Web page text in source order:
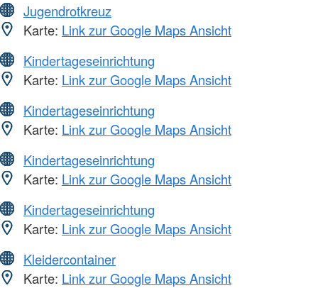
Jugendrotkreuz
Karte: Link zur Google Maps Ansicht
Kindertageseinrichtung
Karte: Link zur Google Maps Ansicht
Kindertageseinrichtung
Karte: Link zur Google Maps Ansicht
Kindertageseinrichtung
Karte: Link zur Google Maps Ansicht
Kindertageseinrichtung
Karte: Link zur Google Maps Ansicht
Kleidercontainer
Karte: Link zur Google Maps Ansicht